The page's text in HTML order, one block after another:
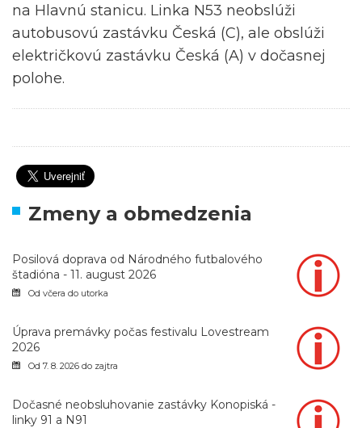
na Hlavnú stanicu. Linka N53 neobslúži
autobusovú zastávku Česká (C), ale obslúži
električkovú zastávku Česká (A) v dočasnej
polohe.
Zmeny a obmedzenia
Posilová doprava od Národného futbalového
štadióna - 11. august 2026
Od včera do utorka
Úprava premávky počas festivalu Lovestream
2026
Od 7. 8. 2026 do zajtra
Dočasné neobsluhovanie zastávky Konopiská -
linky 91 a N91